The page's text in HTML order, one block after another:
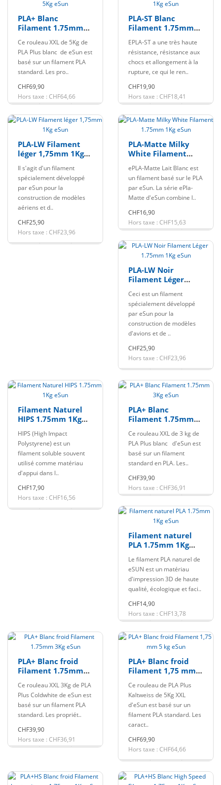
PLA+ Blanc
Filament 1.75mm
Ce rouleau XXL de 5Kg de
PLA Plus blanc de eSun est
basé sur un filament PLA
standard. Les pro..
CHF69,90
Hors taxe : CHF64,66
PLA-ST Blanc
Filament 1.75mm
EPLA-ST a une très haute
résistance, résistance aux
chocs et allongement à la
rupture, ce qui le ren..
CHF19,90
Hors taxe : CHF18,41
PLA-LW Filament
léger 1,75mm 1Kg
Il s'agit d'un filament
spécialement développé
par eSun pour la
construction de modèles
aériens et d..
CHF25,90
Hors taxe : CHF23,96
PLA-Matte Milky
White Filament
ePLA-Matte Lait Blanc est
un filament basé sur le PLA
par eSun. La série ePla-
Matte d'eSun combine l..
CHF16,90
Hors taxe : CHF15,63
PLA-LW Noir
Filament Léger
Ceci est un filament
spécialement développé
par eSun pour la
construction de modèles
d'avions et de ..
CHF25,90
Hors taxe : CHF23,96
Filament Naturel
HIPS 1.75mm 1Kg
HIPS (High Impact
Polystyrene) est un
filament soluble souvent
utilisé comme matériau
d'appui dans l..
CHF17,90
Hors taxe : CHF16,56
PLA+ Blanc
Filament 1.75mm
Ce rouleau XXL de 3 kg de
PLA Plus blanc d'eSun est
basé sur un filament
standard en PLA. Les..
CHF39,90
Hors taxe : CHF36,91
Filament naturel
PLA 1.75mm 1Kg
Le filament PLA naturel de
eSUN est un matériau
d'impression 3D de haute
qualité, écologique et faci..
CHF14,90
Hors taxe : CHF13,78
PLA+ Blanc froid
Filament 1.75mm
Ce rouleau XXL 3Kg de PLA
Plus Coldwhite de eSun est
basé sur un filament PLA
standard. Les propriét..
CHF39,90
Hors taxe : CHF36,91
PLA+ Blanc froid
Filament 1,75 mm 5
Ce rouleau de PLA Plus
Kaltweiss de 5Kg XXL
d'eSun est basé sur un
filament PLA standard. Les
caract..
CHF69,90
Hors taxe : CHF64,66